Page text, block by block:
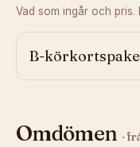
Vad som ingår och
B-
Omdömen ·